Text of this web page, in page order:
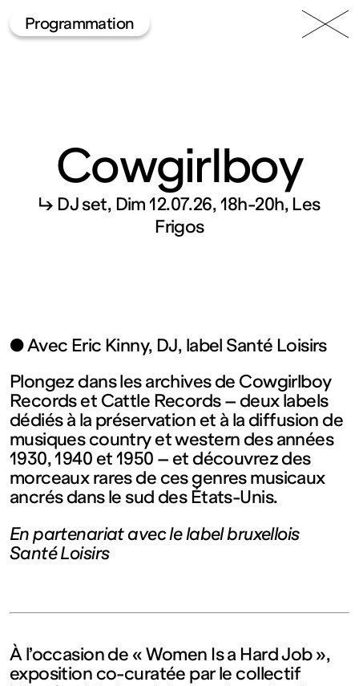
49 Nord
6 Est
Frac
Lorraine
Fonds
d’art
contemporain
de
Lorraine
1 bis, rue
des
Trinitaires
57000
Menu
Programmation
Cowgirlboy
↳ DJ set Dim 12.07.26, 18h-20h Les
Frigos
● Avec Eric Kinny, DJ, label Santé Loisirs
Plongez dans les archives de Cowgirlboy
Records et Cattle Records – deux labels
dédiés à la préservation et à la diffusion de
musiques country et western des années
1930, 1940 et 1950 – et découvrez des
morceaux rares de ces genres musicaux
ancrés dans le sud des États-Unis.
En partenariat avec le label bruxellois
Santé Loisirs
À l’occasion de « Women Is a Hard Job »,
exposition co-curatée par le collectif